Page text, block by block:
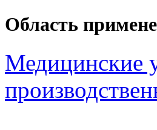
Область
Медицинские